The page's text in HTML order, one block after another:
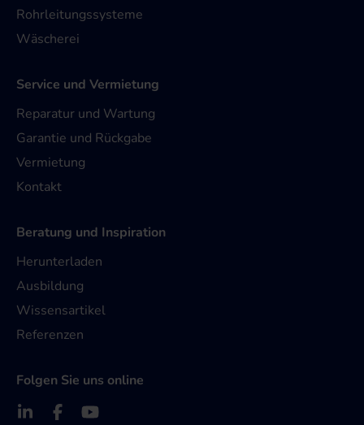
Rohrleitungssysteme
Wäscherei
Service und Vermietung
Reparatur und Wartung
Garantie und Rückgabe
Vermietung
Kontakt
Beratung und Inspiration
Herunterladen
Ausbildung
Wissensartikel
Referenzen
Folgen Sie uns online